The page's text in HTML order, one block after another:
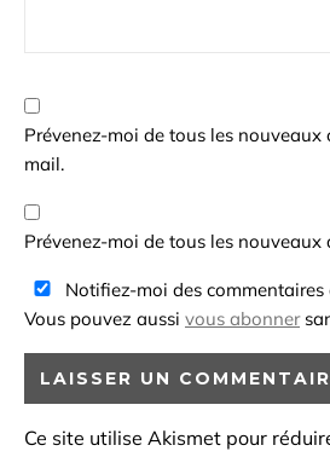
Prévenez-moi de tous les nouveaux
mail.
Prévenez-moi de tous les nouveaux
Notifiez-moi des
Vous pouvez aussi vous abonner
Ce site utilise Akismet pour